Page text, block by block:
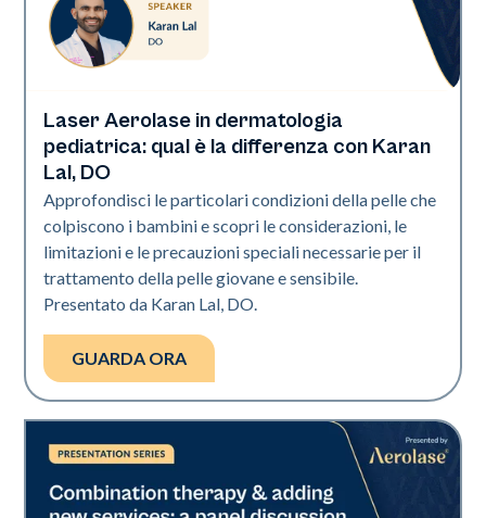
Art of Diversity
Laser Aerolase in dermatologia
pediatrica: qual è la differenza con Karan
Lal, DO
Approfondisci le particolari condizioni della pelle che
colpiscono i bambini e scopri le considerazioni, le
limitazioni e le precauzioni speciali necessarie per il
trattamento della pelle giovane e sensibile.
Presentato da Karan Lal, DO.
GUARDA ORA